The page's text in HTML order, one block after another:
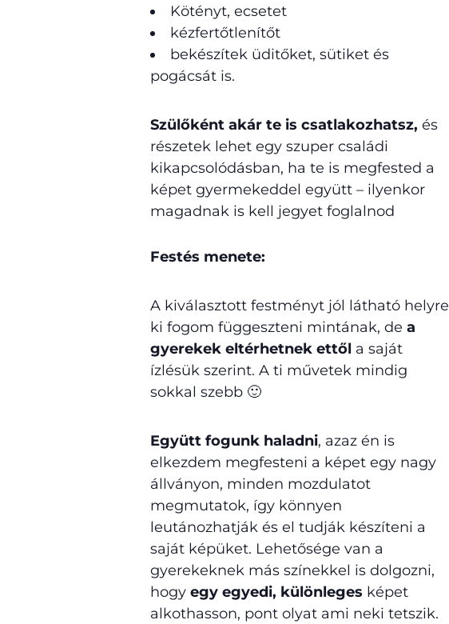
Kötényt, ecsetet
kézfertőtlenítőt
bekészítek üditőket, sütiket és
pogácsát is.
Szülőként akár te is csatlakozhatsz,és
részetek lehet egy szuper családi
kikapcsolódásban, ha te is megfested a
képet gyermekeddel együtt – ilyenkor
magadnak is kell jegyet foglalnod
Festés menete:
A kiválasztott festményt jól látható helyre
ki fogom függeszteni mintának, dea
gyerekek eltérhetnek ettől a saját
ízlésük szerint. A ti művetek mindig
sokkal szebb 🙂
Együtt fogunk haladni, azaz én is
elkezdem megfesteni a képet egy nagy
állványon, minden mozdulatot
megmutatok, így könnyen
leutánozhatják és el tudják készíteni a
saját képüket. Lehetősége van a
gyerekeknek más színekkel is dolgozni,
hogyegy egyedi, különleges képet
alkothasson, pont olyat ami neki tetszik.